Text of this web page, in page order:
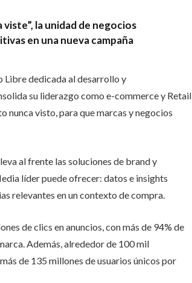
la unidad de negocios
en una nueva campaña
Libre dedicada al desarrollo y
su liderazgo como e-commerce y Retail
nunca visto, para que marcas y negocios
al frente las soluciones de brand y
líder puede ofrecer: datos e insights
relevantes en un contexto de compra.
de clics en anuncios, con más de 94% de
Además, alrededor de 100 mil
de 135 millones de usuarios únicos por